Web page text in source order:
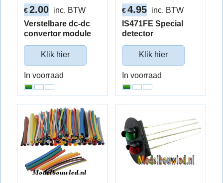
€ 2.00 inc. BTW
Verstelbare dc-dc
convertor module
Klik hier
In voorraad
€4.95 inc. BTW
IS471FE Special
detector
Klik hier
In voorraad